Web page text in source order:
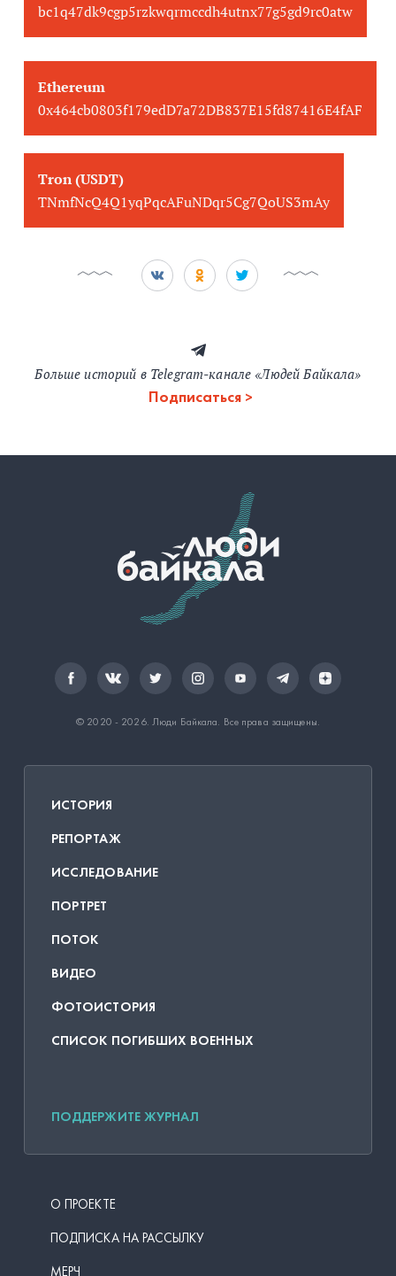
bc1q47dk9cgp5rzkwqrmccdh4utnx77g5gd9rc0atw
Ethereum
0x464cb0803f179edD7a72DB837E15fd87416E4fAF
Tron (USDT)
TNmfNcQ4Q1yqPqcAFuNDqr5Cg7QoUS3mAy
Больше историй в Telegram-канале «Людей Байкала»
Подписаться
© 2020 - 2026. Люди Байкала . Все права защищены.
ИСТОРИЯ
РЕПОРТАЖ
ИССЛЕДОВАНИЕ
ПОРТРЕТ
ПОТОК
ВИДЕО
ФОТОИСТОРИЯ
СПИСОК ПОГИБШИХ ВОЕННЫХ
ПОДДЕРЖИТЕ ЖУРНАЛ
О ПРОЕКТЕ
ПОДПИСКА НА РАССЫЛКУ
МЕРЧ